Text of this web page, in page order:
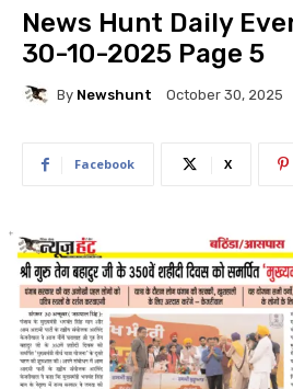
News Hunt Daily
30-10-2025 Page 5
By Newshunt October 30, 2025
Facebook X